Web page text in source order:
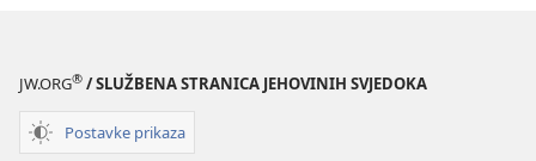
JW.ORG® / SLUŽBENA STRANICA JEHOVINIH SVJEDOKA
Postavke prikaza